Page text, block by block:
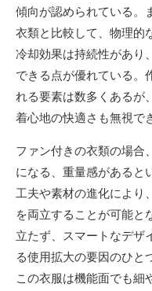
傾向が認められている。
衣類と比較して、物理的
冷却効果は持続性があり
できる点が優れている。
れる要素は数多くあるが
着心地の快適さも無視で
ファン付きの衣類の場合
になる、重量感があると
工夫や素材の進化により
を両立することが可能と
立たず、スマートなデザ
る使用拡大の要因のひと
この衣服は機能面でも細